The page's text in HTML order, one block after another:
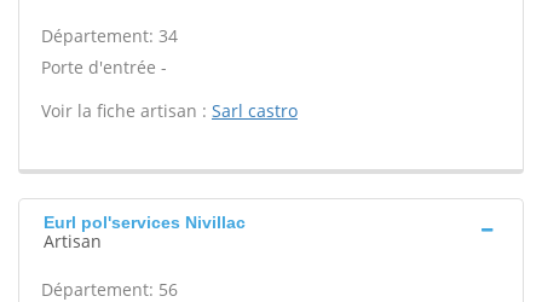
Département: 34
Porte d'entrée -
Voir la fiche artisan : Sarl castro
Eurl pol'services Nivillac
Artisan
Département: 56